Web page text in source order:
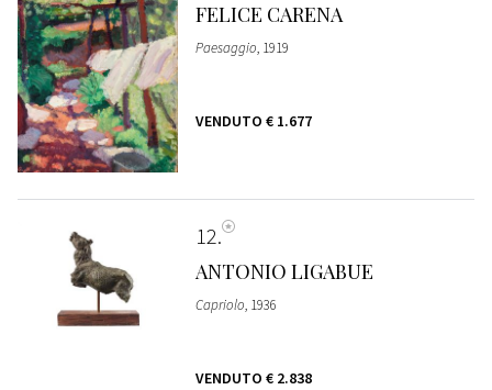
FELICE CARENA
Paesaggio, 1919
VENDUTO € 1.677
12
ANTONIO LIGABUE
Capriolo, 1936
VENDUTO € 2.838